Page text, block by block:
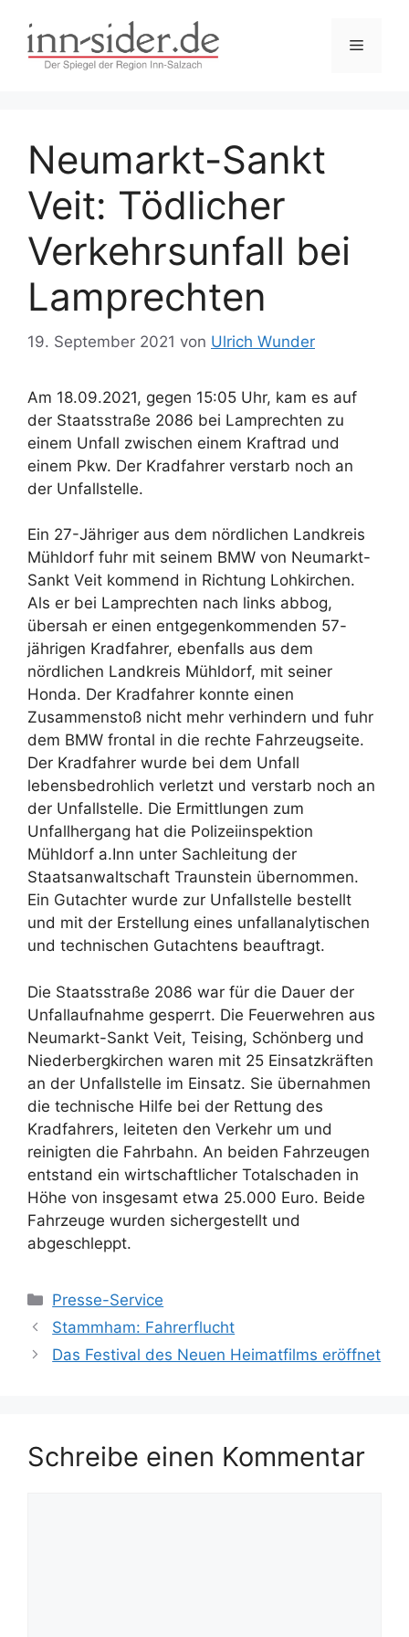
Inhalt
springen
Menü
Neumarkt-Sankt
Veit: Tödlicher
Verkehrsunfall bei
Lamprechten
19. September 2021 von Ulrich Wunder
Am 18.09.2021, gegen 15:05 Uhr, kam es auf
der Staatsstraße 2086 bei Lamprechten zu
einem Unfall zwischen einem Kraftrad und
einem Pkw. Der Kradfahrer verstarb noch an
der Unfallstelle.
Ein 27-Jähriger aus dem nördlichen Landkreis
Mühldorf fuhr mit seinem BMW von Neumarkt-
Sankt Veit kommend in Richtung Lohkirchen.
Als er bei Lamprechten nach links abbog,
übersah er einen entgegenkommenden 57-
jährigen Kradfahrer, ebenfalls aus dem
nördlichen Landkreis Mühldorf, mit seiner
Honda. Der Kradfahrer konnte einen
Zusammenstoß nicht mehr verhindern und fuhr
dem BMW frontal in die rechte Fahrzeugseite.
Der Kradfahrer wurde bei dem Unfall
lebensbedrohlich verletzt und verstarb noch an
der Unfallstelle. Die Ermittlungen zum
Unfallhergang hat die Polizeiinspektion
Mühldorf a.Inn unter Sachleitung der
Staatsanwaltschaft Traunstein übernommen.
Ein Gutachter wurde zur Unfallstelle bestellt
und mit der Erstellung eines unfallanalytischen
und technischen Gutachtens beauftragt.
Die Staatsstraße 2086 war für die Dauer der
Unfallaufnahme gesperrt. Die Feuerwehren aus
Neumarkt-Sankt Veit, Teising, Schönberg und
Niederbergkirchen waren mit 25 Einsatzkräften
an der Unfallstelle im Einsatz. Sie übernahmen
die technische Hilfe bei der Rettung des
Kradfahrers, leiteten den Verkehr um und
reinigten die Fahrbahn. An beiden Fahrzeugen
entstand ein wirtschaftlicher Totalschaden in
Höhe von insgesamt etwa 25.000 Euro. Beide
Fahrzeuge wurden sichergestellt und
abgeschleppt.
Kategorien
Presse-Service
Stammham: Fahrerflucht
Das Festival des Neuen Heimatfilms eröffnet
Schreibe einen Kommentar